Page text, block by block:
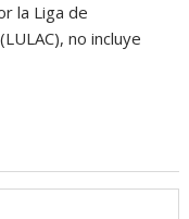
la Liga de
no incluye